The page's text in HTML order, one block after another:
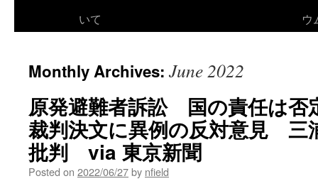
いて
ウ
Monthly Archives: June 2022
原発避難者訴訟 国の責任は
裁判決文に異例の反対意見 三
批判 via 東京新聞
Posted on 2022/06/27by nfield